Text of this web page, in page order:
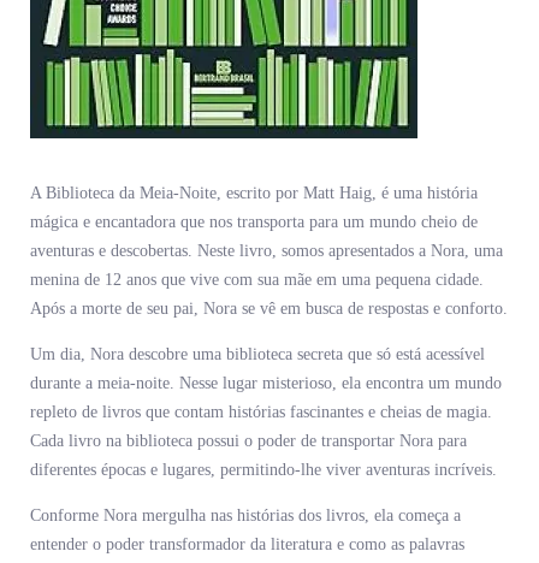
A Biblioteca da Meia-Noite, escrito por Matt Haig, é uma história
mágica e encantadora que nos transporta para um mundo cheio de
aventuras e descobertas. Neste livro, somos apresentados a Nora, uma
menina de 12 anos que vive com sua mãe em uma pequena cidade.
Após a morte de seu pai, Nora se vê em busca de respostas e conforto.
Um dia, Nora descobre uma biblioteca secreta que só está acessível
durante a meia-noite. Nesse lugar misterioso, ela encontra um mundo
repleto de livros que contam histórias fascinantes e cheias de magia.
Cada livro na biblioteca possui o poder de transportar Nora para
diferentes épocas e lugares, permitindo-lhe viver aventuras incríveis.
Conforme Nora mergulha nas histórias dos livros, ela começa a
entender o poder transformador da literatura e como as palavras